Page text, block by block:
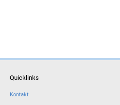
Quicklinks
Kontakt